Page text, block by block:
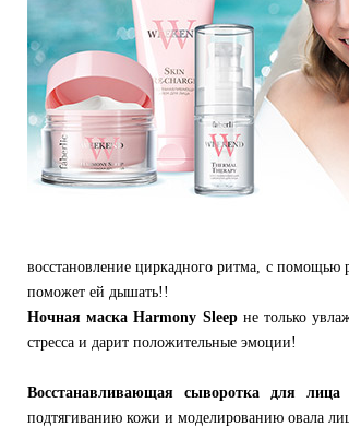
восстановление циркадного ритма, с помощью
поможет ей дышать!!
Ночная маска Harmony Sleepне только
стресса и дарит положительные эмоции!
Восстанавливающая сыворотка для
подтягиванию кожи и моделированию овала